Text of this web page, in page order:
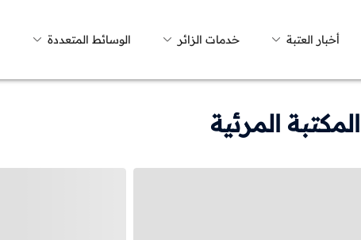
أخبار العتبة خدمات الزائر الوسائط المتعددة
المكتبة المرئية